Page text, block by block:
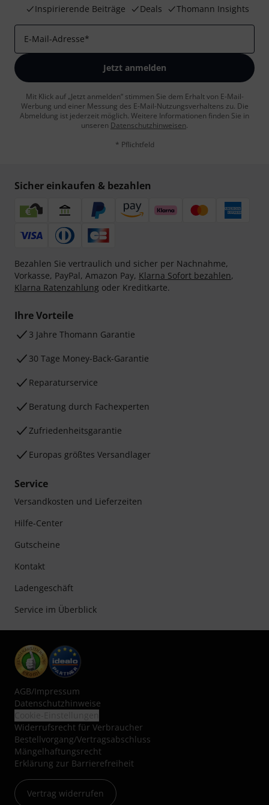
Inspirierende Beiträge
Deals Thomann Insights
E-Mail-Adresse*
Jetzt anmelden
Mit Klick auf „Jetzt anmelden“ stimmen Sie dem Erhalt von E-Mail-
Werbung und einer Messung des E-Mail-Nutzungsverhaltens zu. Die
Abmeldung ist jederzeit möglich. Weitere Informationen finden Sie in
unseren Datenschutzhinweisen.
* Pflichtfeld
Sicher einkaufen & bezahlen
Bezahlen Sie vertraulich und sicher per Nachnahme,
Vorkasse, PayPal, Amazon Pay, Klarna Sofort bezahlen,
Klarna Ratenzahlung oder Kreditkarte.
Ihre Vorteile
3 Jahre Thomann Garantie
30 Tage Money-Back-Garantie
Reparaturservice
Beratung durch Fachexperten
Zufriedenheitsgarantie
Europas größtes Versandlager
Service
Versandkosten und Lieferzeiten
Hilfe-Center
Gutscheine
Kontakt
Ladengeschäft
Service im Überblick
AGB/Impressum
Datenschutzhinweise
Widerrufsrecht für Verbraucher
Bestellvorgang/Vertragsabschluss
Mängelhaftungsrecht
Erklärung zur Barrierefreiheit
Vertrag widerrufen